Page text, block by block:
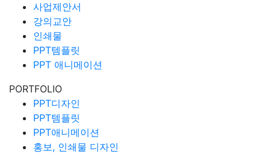
사업제안서
강의교안
인쇄물
PPT템플릿
PPT 애니메이션
PORTFOLIO
PPT디자인
PPT템플릿
PPT애니메이션
홍보, 인쇄물 디자인